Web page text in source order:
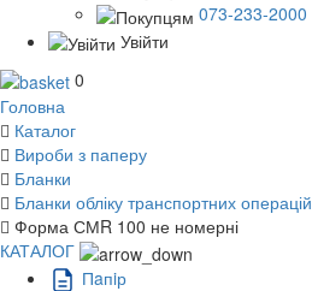
073-233-2000
Увійти
0
Головна
Каталог
Вироби з паперу
Бланки
Бланки обліку транспортних операцій
Форма СМR 100 не номерні
КАТАЛОГ
Пaпiр